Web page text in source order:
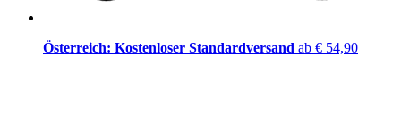
Österreich: Kostenloser Standardversand ab € 54,90